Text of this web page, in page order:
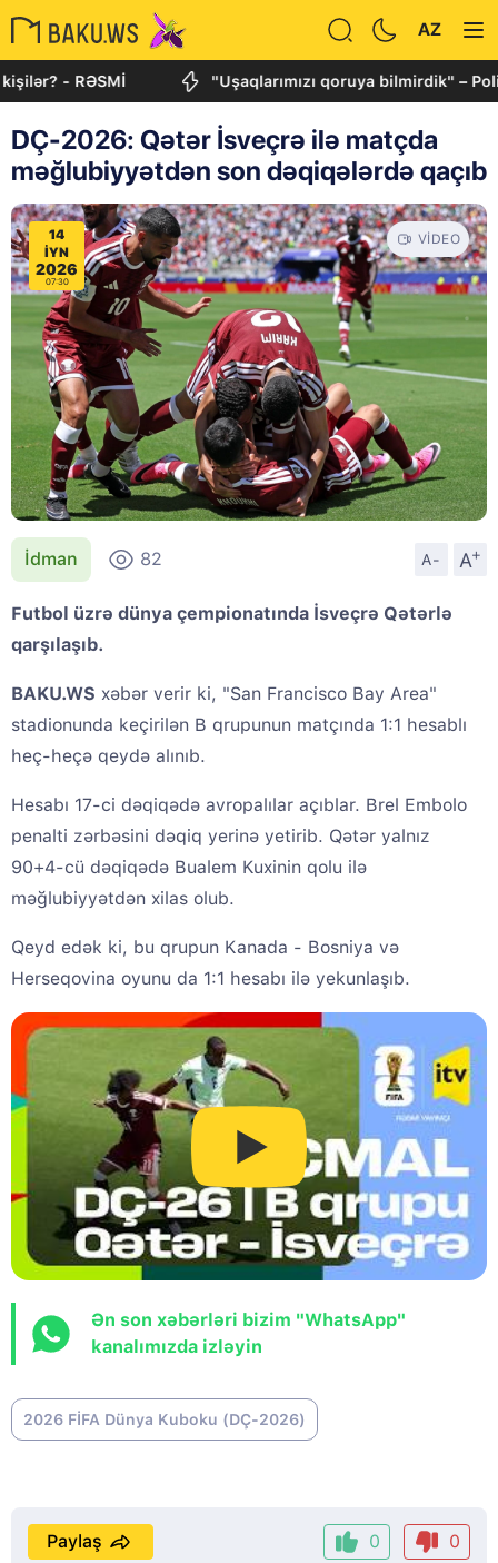
AZ
RƏSMİ "Uşaqlarımızı qoruya bilmirdik" – Politoloq
DÇ-2026: Qətər İsveçrə ilə matçda
məğlubiyyətdən son dəqiqələrdə qaçıb
14
IYN
2026
07:30
VIDEO
İdman 82 A- A
+
Futbol üzrə dünya çempionatında İsveçrə Qətərlə
qarşılaşıb.
BAKU.WS xəbər verir ki, "San Francisco Bay Area"
stadionunda keçirilən B qrupunun matçında 1:1 hesablı
heç-heçə qeydə alınıb.
Hesabı 17-ci dəqiqədə avropalılar açıblar. Brel Embolo
penalti zərbəsini dəqiq yerinə yetirib. Qətər yalnız
90+4-cü dəqiqədə Bualem Kuxinin qolu ilə
məğlubiyyətdən xilas olub.
Qeyd edək ki, bu qrupun Kanada - Bosniya və
Herseqovina oyunu da 1:1 hesabı ilə yekunlaşıb.
Ən son xəbərləri bizim "WhatsApp"
kanalımızda izləyin
2026 FİFA Dünya Kuboku (DÇ-2026)
0 0
Paylaş